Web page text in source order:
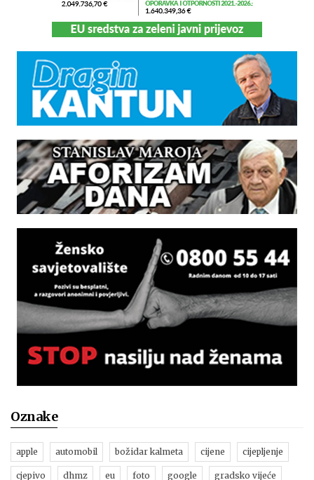
Oznake
apple automobil božidar kalmeta cijene cijepljenje
cjepivo dhmz eu foto google gradsko vijeće